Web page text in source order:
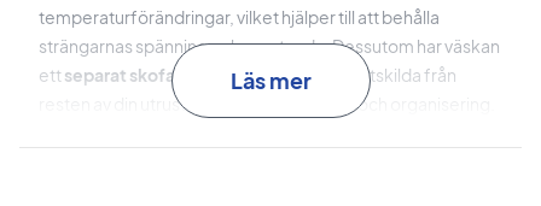
temperaturförändringar, vilket hjälper till att behålla
strängarnas spänning och prestanda. Dessutom har väskan
ettseparat skofack
, som håller dina skor åtskilda från
resten av din utrustning för bättre hygien och organisering.
Läs mer